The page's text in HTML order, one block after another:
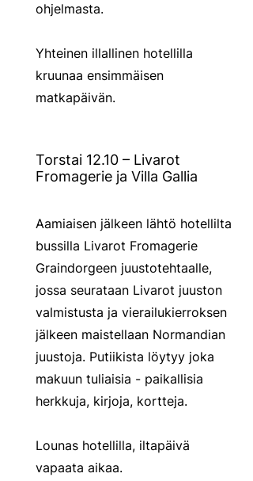
ohjelmasta.
Yhteinen illallinen hotellilla
kruunaa ensimmäisen
matkapäivän.
Torstai 12.10 – Livarot
Fromagerie ja Villa Gallia
Aamiaisen jälkeen lähtö hotellilta
bussilla Livarot Fromagerie
Graindorgeen juustotehtaalle,
jossa seurataan Livarot juuston
valmistusta ja vierailukierroksen
jälkeen maistellaan Normandian
juustoja. Putiikista löytyy joka
makuun tuliaisia - paikallisia
herkkuja, kirjoja, kortteja.
Lounas hotellilla, iltapäivä
vapaata aikaa.